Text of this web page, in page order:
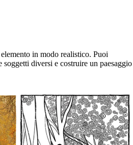
in modo realistico. Puoi
soggetti diversi e costruire un paesaggio